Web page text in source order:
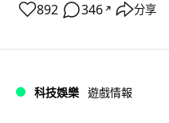
892 346 ↗ 分享
科技娛樂 遊戲情報